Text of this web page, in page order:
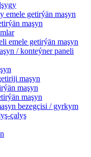
emele getirýän maşyn
maşyn
emele getirýän maşyn
/ konteýner paneli
maşyn
maşyn
maşyn
bezegçisi / gyrkym
çalyş